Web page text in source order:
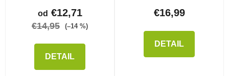
od €12,71
€14,95 (–14 %)
DETAIL
€16,99
DETAIL